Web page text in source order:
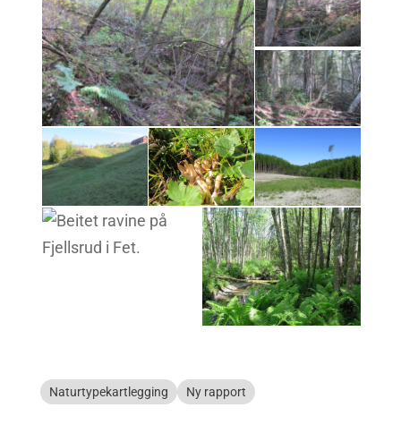
Naturtypekartlegging Ny rapport